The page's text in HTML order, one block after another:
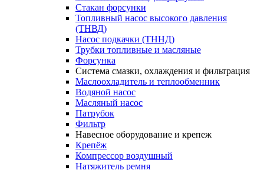
Стакан форсунки
Топливный насос высокого давления
(ТНВД)
Насос подкачки (ТННД)
Трубки топливные и масляные
Форсунка
Система смазки, охлаждения и фильтрация
Маслоохладитель и теплообменник
Водяной насос
Масляный насос
Патрубок
Фильтр
Навесное оборудование и крепеж
Крепёж
Компрессор воздушный
Натяжитель ремня